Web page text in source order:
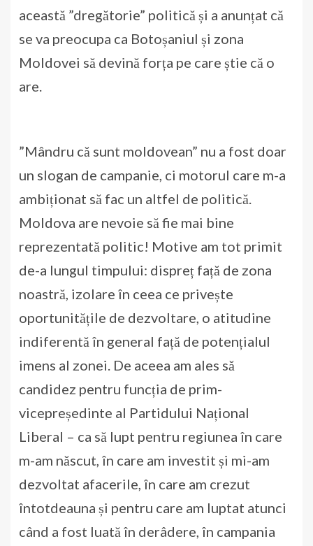
această ”dregătorie” politică și a anunțat că
se va preocupa ca Botoșaniul și zona
Moldovei să devină forța pe care știe că o
are.
”Mândru că sunt moldovean” nu a fost doar
un slogan de campanie, ci motorul care m-a
ambiționat să fac un altfel de politică.
Moldova are nevoie să fie mai bine
reprezentată politic! Motive am tot primit
de-a lungul timpului: dispreț față de zona
noastră, izolare în ceea ce privește
oportunitățile de dezvoltare, o atitudine
indiferentă în general față de potențialul
imens al zonei. De aceea am ales să
candidez pentru funcția de prim-
vicepreședinte al Partidului Național
Liberal – ca să lupt pentru regiunea în care
m-am născut, în care am investit și mi-am
dezvoltat afacerile, în care am crezut
întotdeauna și pentru care am luptat atunci
când a fost luată în derâdere, în campania